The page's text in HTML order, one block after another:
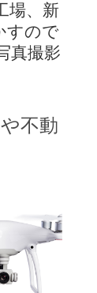
場、新
すので
真撮影
不動